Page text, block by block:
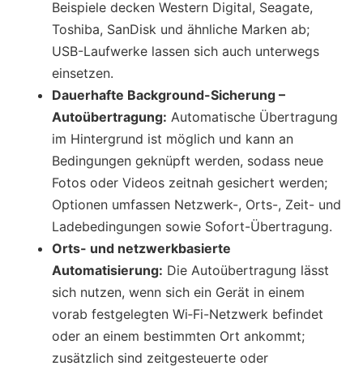
Beispiele decken Western Digital, Seagate,
Toshiba, SanDisk und ähnliche Marken ab;
USB-Laufwerke lassen sich auch unterwegs
einsetzen.
Dauerhafte Background-Sicherung –
Autoübertragung: Automatische Übertragung
im Hintergrund ist möglich und kann an
Bedingungen geknüpft werden, sodass neue
Fotos oder Videos zeitnah gesichert werden;
Optionen umfassen Netzwerk-, Orts-, Zeit- und
Ladebedingungen sowie Sofort-Übertragung.
Orts- und netzwerkbasierte
Automatisierung: Die Autoübertragung lässt
sich nutzen, wenn sich ein Gerät in einem
vorab festgelegten Wi‑Fi-Netzwerk befindet
oder an einem bestimmten Ort ankommt;
zusätzlich sind zeitgesteuerte oder